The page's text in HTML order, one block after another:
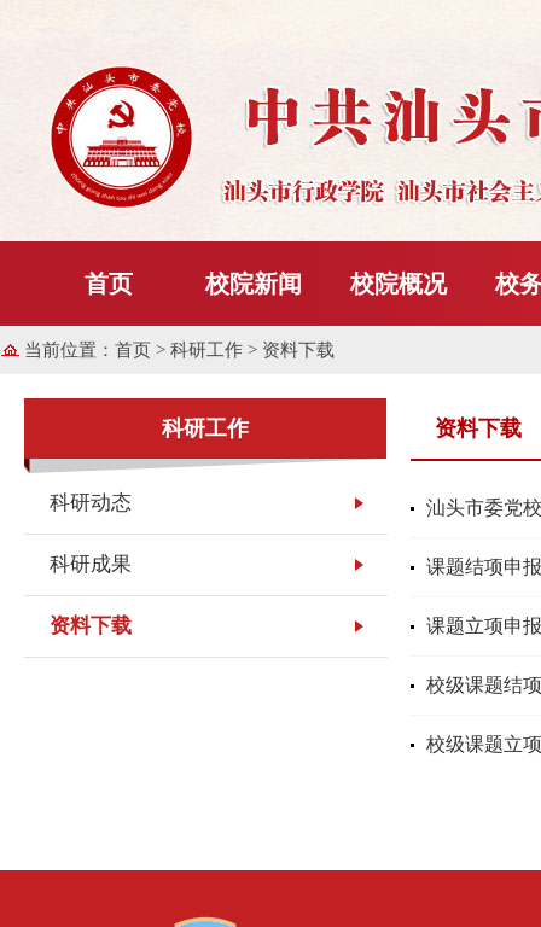
首页 校院新闻 校院概况 校
当前位置： 首页 > 科研工作 > 资料下载
科研工作
科研动态
科研成果
资料下载
资料下载
汕头市委党
课题结项申
课题立项申
校级课题结
校级课题立